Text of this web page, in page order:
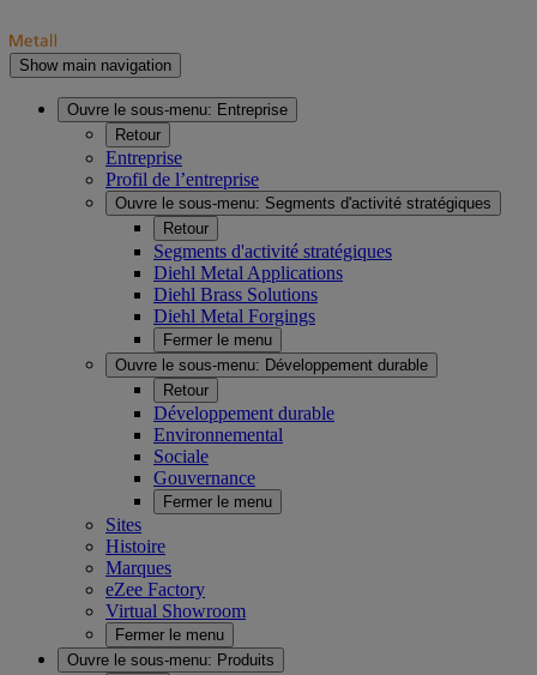
Show main navigation
Ouvre le sous-menu: Entreprise
Retour
Entreprise
Profil de l’entreprise
Ouvre le sous-menu: Segments d'activité stratégiques
Retour
Segments d'activité stratégiques
Diehl Metal Applications
Diehl Brass Solutions
Diehl Metal Forgings
Fermer le menu
Ouvre le sous-menu: Développement durable
Retour
Développement durable
Environnemental
Sociale
Gouvernance
Fermer le menu
Sites
Histoire
Marques
eZee Factory
Virtual Showroom
Fermer le menu
Ouvre le sous-menu: Produits